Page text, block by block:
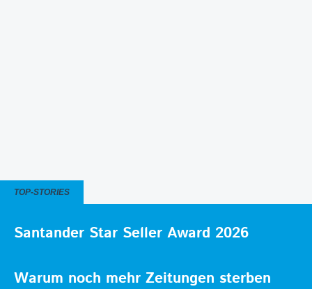
TOP-STORIES
Santander Star Seller Award 2026
Warum noch mehr Zeitungen sterben